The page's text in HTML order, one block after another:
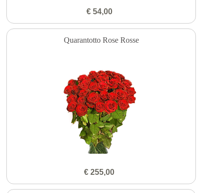
€ 54,00
Quarantotto Rose Rosse
€ 255,00